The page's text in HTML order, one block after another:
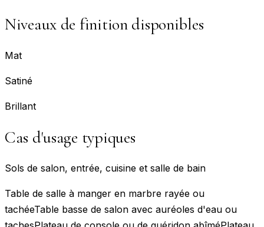
Niveaux de finition disponibles
Mat
Satiné
Brillant
Cas d'usage typiques
Sols de salon, entrée, cuisine et salle de bain
Table de salle à manger en marbre rayée ou
tachéeTable basse de salon avec auréoles d'eau ou